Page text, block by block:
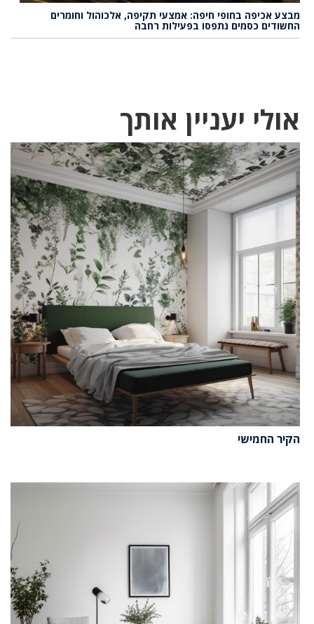
מבצע אכיפה בחופי חיפה: אמצעי תקיפה, אלכוהול וחומרים
החשודים כסמים נתפסו בפעילות רחבה
אולי יעניין אותך
הקיר החמישי